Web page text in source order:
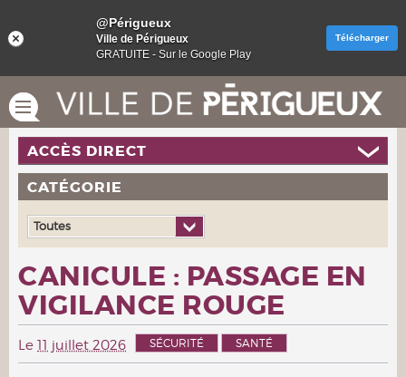
CANICULE : PASSAGE EN
VIGILANCE ROUGE
Le 11 juillet 2026 SÉCURITÉ SANTÉ
ACCÈS DIRECT
CATÉGORIE
Toutes
@Périgueux
Ville de Périgueux
GRATUITE - Sur le Google Play
Télécharger